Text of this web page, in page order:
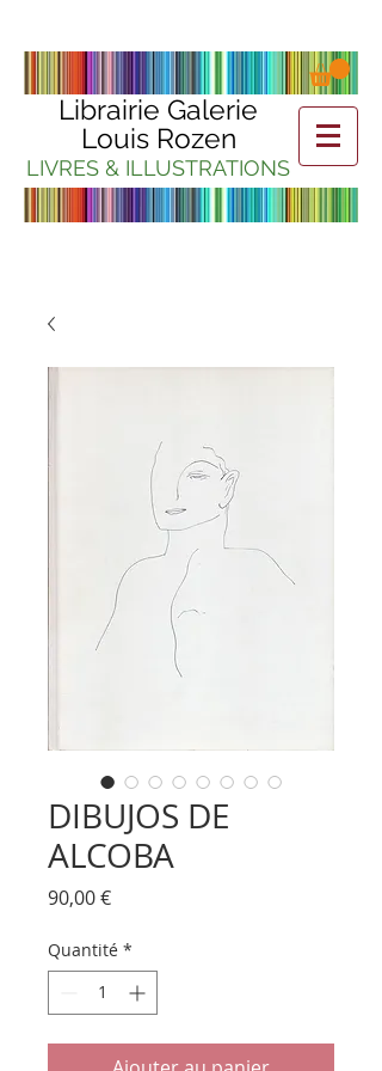
Librairie Galerie
Louis Rozen
LIVRES & ILLUSTRATIONS
DIBUJOS DE
ALCOBA
90,00 €Prix
Quantité *